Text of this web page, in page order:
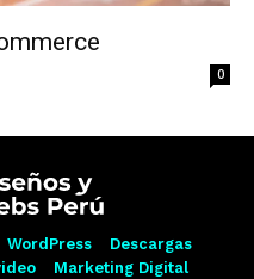
0
WordPress
Descargas
Marketing Digital